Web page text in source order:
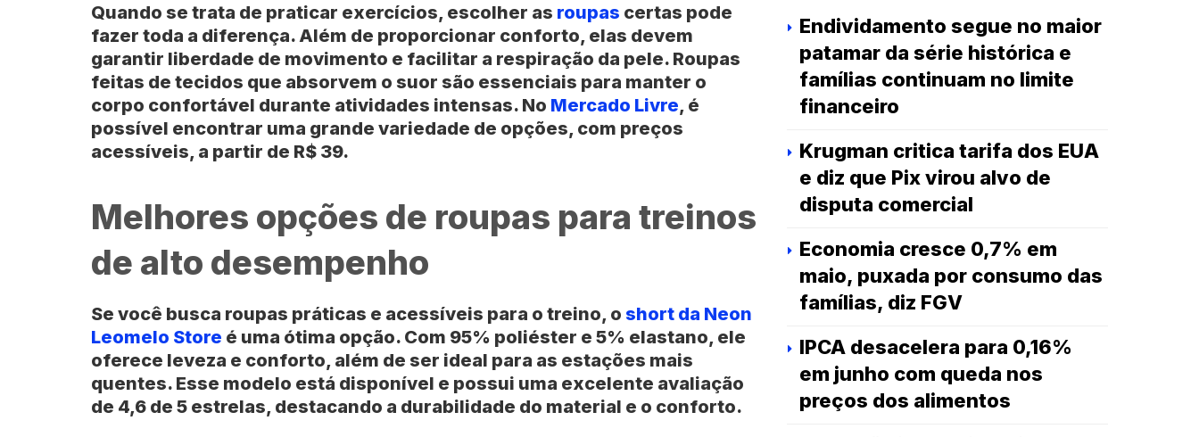
Quando se trata de praticar exercícios, escolher as roupas certas pode
fazer toda a diferença. Além de proporcionar conforto, elas devem
garantir liberdade de movimento e facilitar a respiração da pele. Roupas
feitas de tecidos que absorvem o suor são essenciais para manter o
corpo confortável durante atividades intensas. No Mercado Livre, é
possível encontrar uma grande variedade de opções, com preços
acessíveis, a partir de R$ 39.
Melhores opções de roupas para treinos
de alto desempenho
Se você busca roupas práticas e acessíveis para o treino, o short da Neon
Leomelo Store é uma ótima opção. Com 95% poliéster e 5% elastano, ele
oferece leveza e conforto, além de ser ideal para as estações mais
quentes. Esse modelo está disponível e possui uma excelente avaliação
de 4,6 de 5 estrelas, destacando a durabilidade do material e o conforto.
Endividamento segue no maior
patamar da série histórica e
famílias continuam no limite
financeiro
Krugman critica tarifa dos EUA
e diz que Pix virou alvo de
disputa comercial
Economia cresce 0,7% em
maio, puxada por consumo das
famílias, diz FGV
IPCA desacelera para 0,16%
em junho com queda nos
preços dos alimentos